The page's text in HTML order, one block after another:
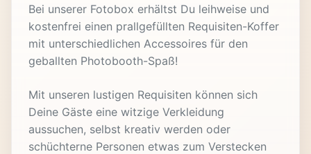
Bei unserer Fotobox erhältst Du leihweise und
kostenfrei einen prallgefüllten Requisiten-Koffer
mit unterschiedlichen Accessoires für den
geballten Photobooth-Spaß!
Mit unseren lustigen Requisiten können sich
Deine Gäste eine witzige Verkleidung
aussuchen, selbst kreativ werden oder
schüchterne Personen etwas zum Verstecken